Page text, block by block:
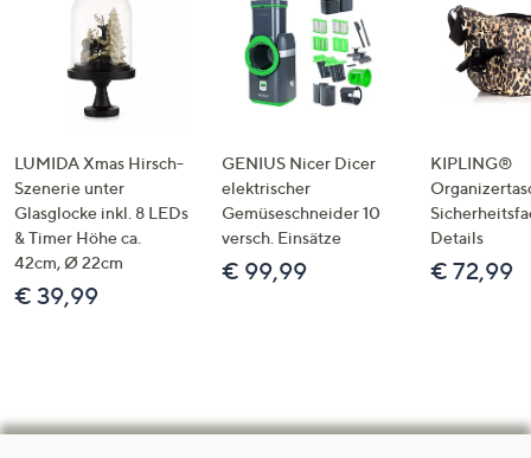
LUMIDA Xmas Hirsch-
Szenerie unter
Glasglocke inkl. 8 LEDs
& Timer Höhe ca.
42cm, Ø 22cm
€ 39,99
GENIUS Nicer Dicer
elektrischer
Gemüseschneider 10
versch. Einsätze
€ 99,99
KIPLING®
Details
€ 72,99